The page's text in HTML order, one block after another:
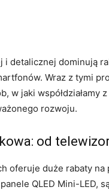
detalicznej dominują
Wraz z tymi
w jaki współdziałamy
rozwoju.
od
oferuje duże rabaty
QLED Mini-LED,